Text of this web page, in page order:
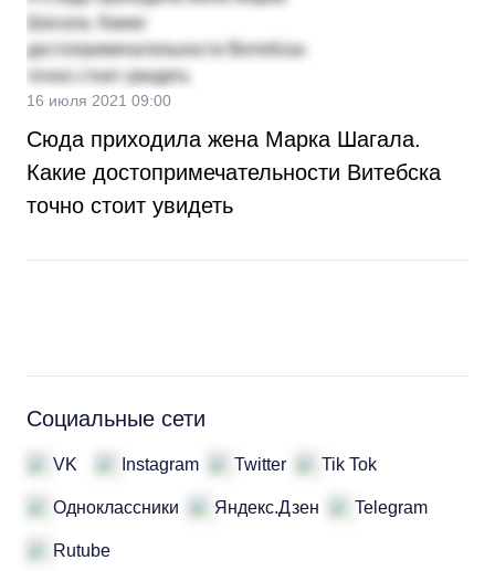
16 июля 2021 09:00
Сюда приходила жена Марка Шагала.
Какие достопримечательности Витебска
точно стоит увидеть
Социальные сети
VK Instagram Twitter Tik Tok
Одноклассники Яндекс.Дзен Telegram
Rutube